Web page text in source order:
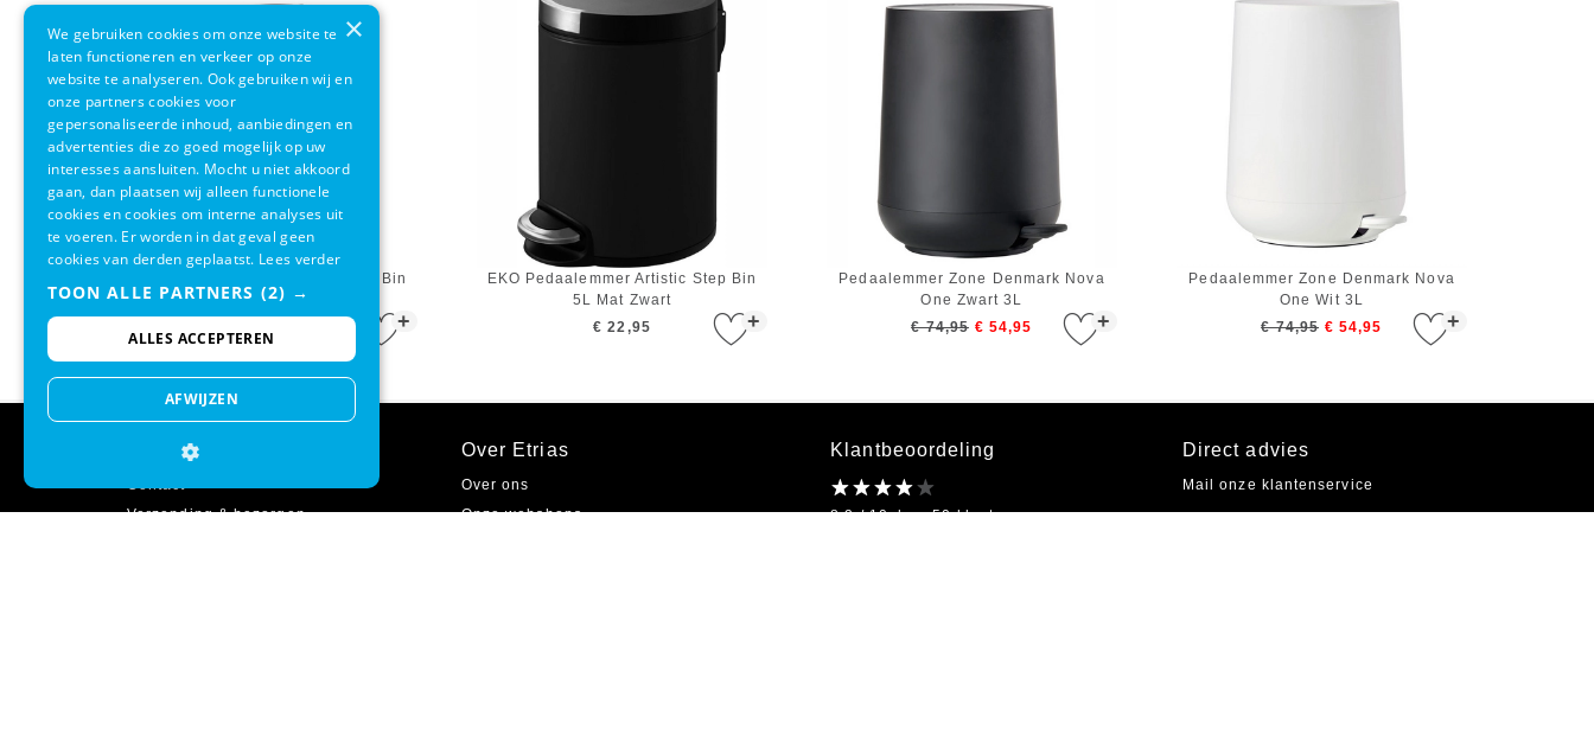
+
EKO Pedaalemmer Artistic Step Bin
12L Mat Zwart
+
EKO Pedaalemmer Artistic Step Bin
5L Mat Zwart
€ 22,95
+
Pedaalemmer Zone Denmark Nova
One Zwart 3L
€ 74,95 € 54,95 +
Pedaalemmer Zone Denmark Nova
One Wit 3L
€ 74,95 € 54,95
Klantenservice
Contact
Verzending & bezorgen
Over Etrias
Over ons
Onze webshops
Klantbeoordeling
8.2 / 10 door 50 klanten
Direct advies
Mail onze klantenservice
×
We gebruiken cookies om onze website te
laten functioneren en verkeer op onze
website te analyseren. Ook gebruiken wij en
onze partners cookies voor
gepersonaliseerde inhoud, aanbiedingen en
advertenties die zo goed mogelijk op uw
interesses aansluiten. Mocht u niet akkoord
gaan, dan plaatsen wij alleen functionele
cookies en cookies om interne analyses uit
te voeren. Er worden in dat geval geen
cookies van derden geplaatst. Lees verder
TOON ALLE PARTNERS (2) →
ALLES ACCEPTEREN
AFWIJZEN